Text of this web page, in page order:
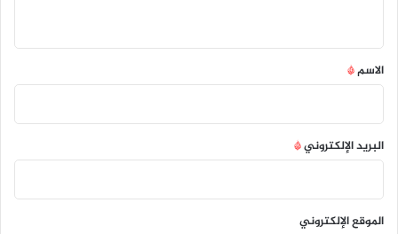
*
الاسم*
البريد الإلكتروني*
الموقع الإلكتروني